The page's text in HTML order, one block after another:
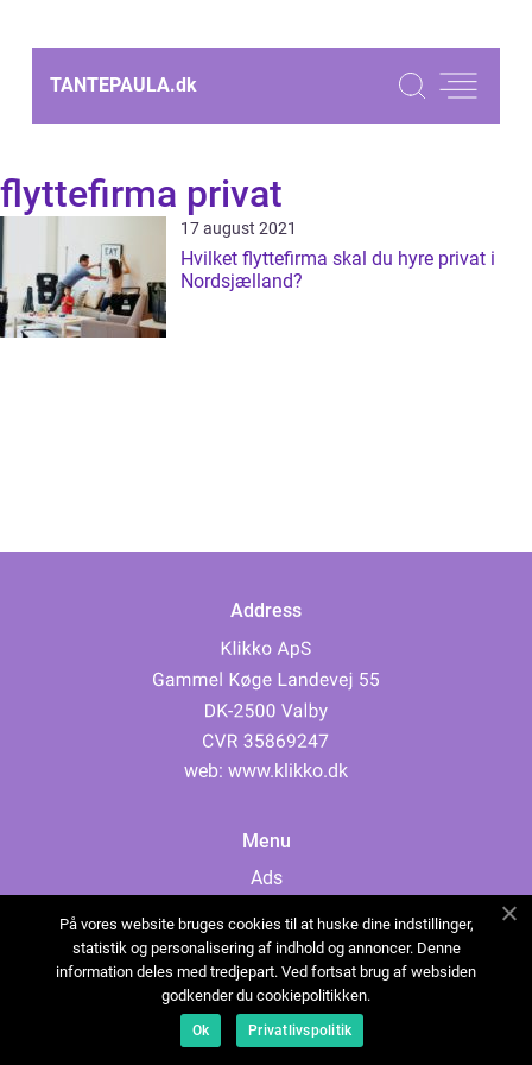
TANTEPAULA.dk
flyttefirma privat
17 august 2021
Hvilket flyttefirma skal du hyre privat i
Nordsjælland?
Address
web: www.klikko.dk
Menu
Ads
Cookies
Contact
Sitemap
På vores website bruges cookies til at huske dine indstillinger,
statistik og personalisering af indhold og annoncer. Denne
information deles med tredjepart. Ved fortsat brug af websiden
godkender du cookiepolitikken.
Ok Privatlivspolitik